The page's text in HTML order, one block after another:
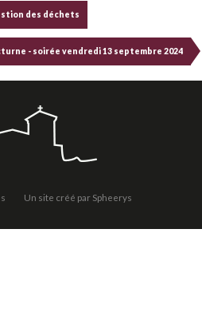
des déchets
- soirée vendredi 13 septembre 2024
Un site créé par Spheerys